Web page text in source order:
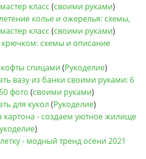
класс (своими руками)
колье и ожерелья: схемы,
класс (своими руками)
схемы и описание
спицами (Рукоделие)
вазу из банки своими руками: 6
фото (своими руками)
для кукол (Рукоделие)
картона - создаем уютное жилище
)
- модный тренд осени 2021